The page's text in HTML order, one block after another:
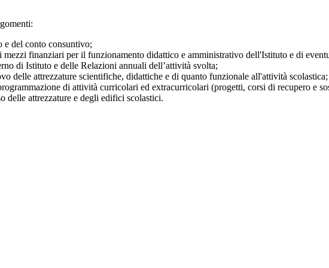
e del conto consuntivo;
finanziari per il funzionamento didattico e amministrativo dell'Istituto e di
di Istituto e delle Relazioni annuali dell’attività svolta;
delle attrezzature scientifiche, didattiche e di quanto funzionale all'attività scolastica;
di attività curricolari ed extracurricolari (progetti, corsi di recupero e
delle attrezzature e degli edifici scolastici.